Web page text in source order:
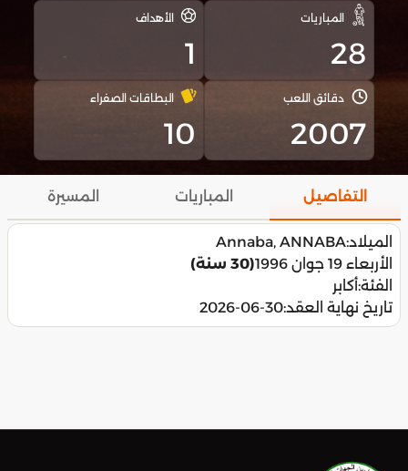
المباريات
28
الأهداف
1
دقائق اللعب
2007
البطاقات الصفراء
10
التفاصيل المباريات المسيرة
الميلاد:Annaba, ANNABA
الأربعاء 19 جوان 1996
(30 سنة)
الفئة:أكابر
تاريخ نهاية العقد:2026-06-30